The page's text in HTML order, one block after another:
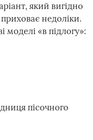
який вигідно
недоліки.
моделі «в підлогу»:
пісочного